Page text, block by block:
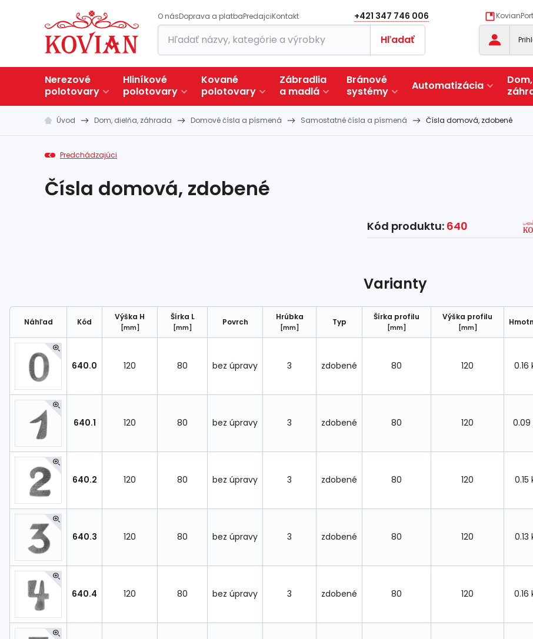
O násDoprava a platbaPredajciKontakt +421 347 746 006
Hľadať
Nerezové
polotovary
Hliníkové
polotovary
Kované
polotovary
Zábradlia
a madlá
Bránové
systémy
Automatizácia
Úvod Dom, dielňa, záhrada Domové čísla a písmená Samostatné čísla a písmená Čísla domová, zdobené
Predchádzajúci
Čísla domová, zdobené
Kód produktu: 640
Varianty
Náhľad Kód
Výška H
[mm]
Šírka L
[mm]
Povrch
Hrúbka
[mm]
Typ
Šírka profilu
[mm]
Výška profilu
[mm]
640.0 120 80 bez úpravy 3 zdobené 80 120 0.16
640.1 120 80 bez úpravy 3 zdobené 80 120 0.09
640.2 120 80 bez úpravy 3 zdobené 80 120 0.15
640.3 120 80 bez úpravy 3 zdobené 80 120 0.13
640.4 120 80 bez úpravy 3 zdobené 80 120 0.16